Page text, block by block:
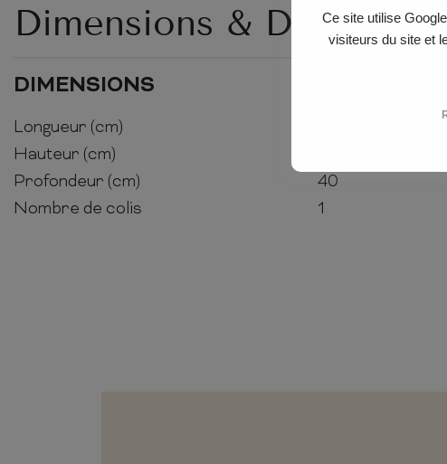
Ce site utilise
visiteurs du site et
Dimensions & Détails
DIMENSIONS
Longueur (cm)
Hauteur (cm)
Profondeur (cm)
40
Nombre de colis
1